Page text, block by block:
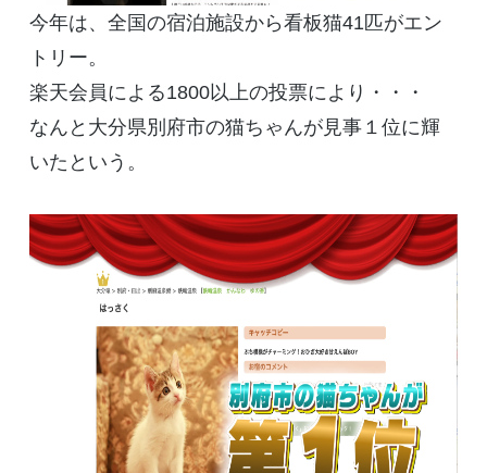
今年は、全国の宿泊施設から看板猫41匹がエン
トリー。
楽天会員による1800以上の投票により・・・
なんと大分県別府市の猫ちゃんが見事１位に輝
いたという。